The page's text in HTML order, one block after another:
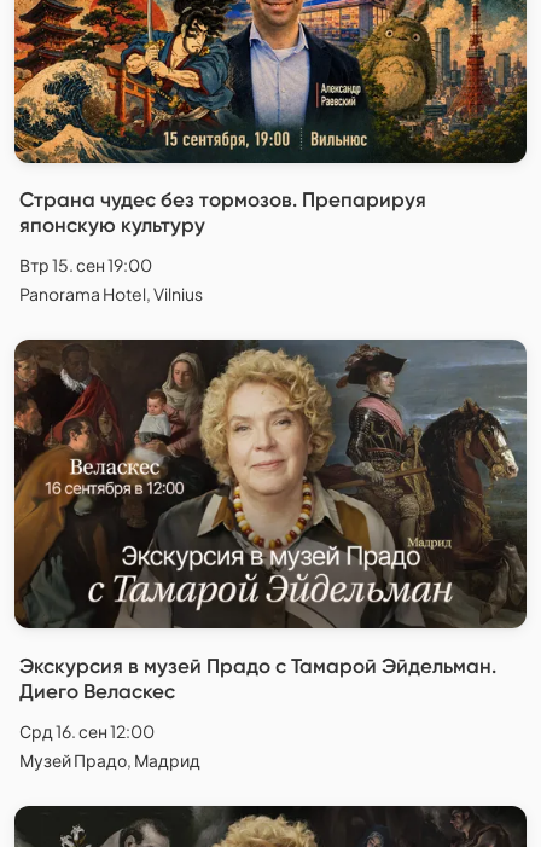
Страна чудес без тормозов. Препарируя
японскую культуру
Втр 15. сен 19:00
Panorama Hotel, Vilnius
Экскурсия в музей Прадо с Тамарой Эйдельман.
Диего Веласкес
Срд 16. сен 12:00
Музей Прадо, Мадрид